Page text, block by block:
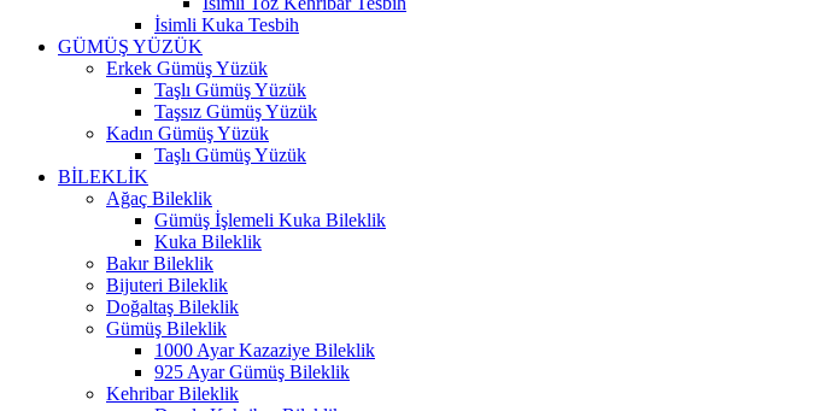
İsimli Kuka Tesbih
GÜMÜŞ YÜZÜK
Erkek Gümüş Yüzük
Taşlı Gümüş Yüzük
Taşsız Gümüş Yüzük
Kadın Gümüş Yüzük
Taşlı Gümüş Yüzük
BİLEKLİK
Ağaç Bileklik
Gümüş İşlemeli Kuka Bileklik
Kuka Bileklik
Bakır Bileklik
Bijuteri Bileklik
Doğaltaş Bileklik
Gümüş Bileklik
1000 Ayar Kazaziye Bileklik
925 Ayar Gümüş Bileklik
Kehribar Bileklik